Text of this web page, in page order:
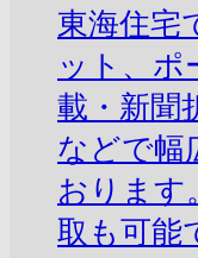
東海住宅
ット、ポ
載・新聞
などで幅
おります
取も可能